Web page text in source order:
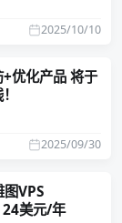
2025/10/10
优化产品 将于
2025/09/30
图VPS
美元/年